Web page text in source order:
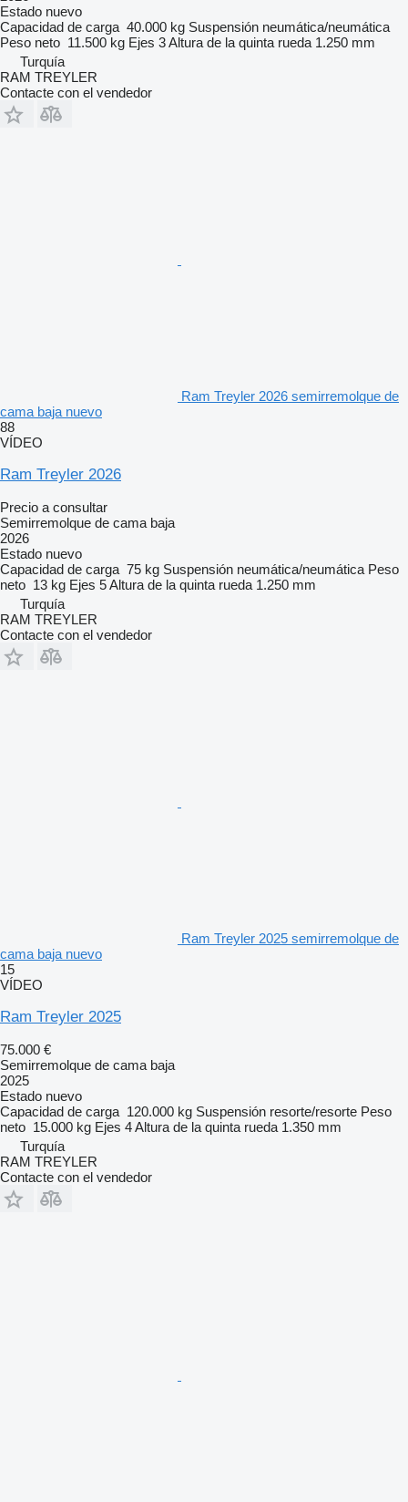
Estado nuevo
Capacidad de carga 40.000 kg Suspensión neumática/neumática
Peso neto 11.500 kg Ejes 3Altura de la quinta rueda 1.250 mm
Turquía
RAM TREYLER
Contacte con el vendedor
Ram Treyler 2026 semirremolque de
cama baja nuevo
88
VÍDEO
Ram Treyler 2026
Precio a consultar
Semirremolque de cama baja
2026
Estado nuevo
Capacidad de carga 75 kg Suspensión neumática/neumática Peso
neto 13 kg Ejes 5Altura de la quinta rueda 1.250 mm
Turquía
RAM TREYLER
Contacte con el vendedor
Ram Treyler 2025 semirremolque de
cama baja nuevo
15
VÍDEO
Ram Treyler 2025
75.000 €
Semirremolque de cama baja
2025
Estado nuevo
Capacidad de carga 120.000 kg Suspensión resorte/resorte Peso
neto 15.000 kg Ejes 4Altura de la quinta rueda 1.350 mm
Turquía
RAM TREYLER
Contacte con el vendedor